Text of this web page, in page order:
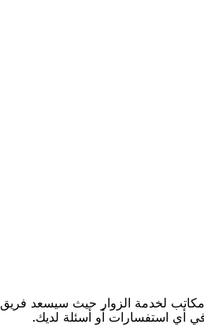
ﻟﺨﺪﻣﺔ اﻟﺰﻭاﺭ ﺣﻴﺚ ﺳﻴﺴﻌﺪ ﻓﺮﻳﻖ
ﻓﻲ ﺃﻱ اﺳﺘﻔﺴﺎﺭاﺕ ﺃﻭ ﺃﺳﺌﻠﺔ ﻟﺪﻳﻚ.